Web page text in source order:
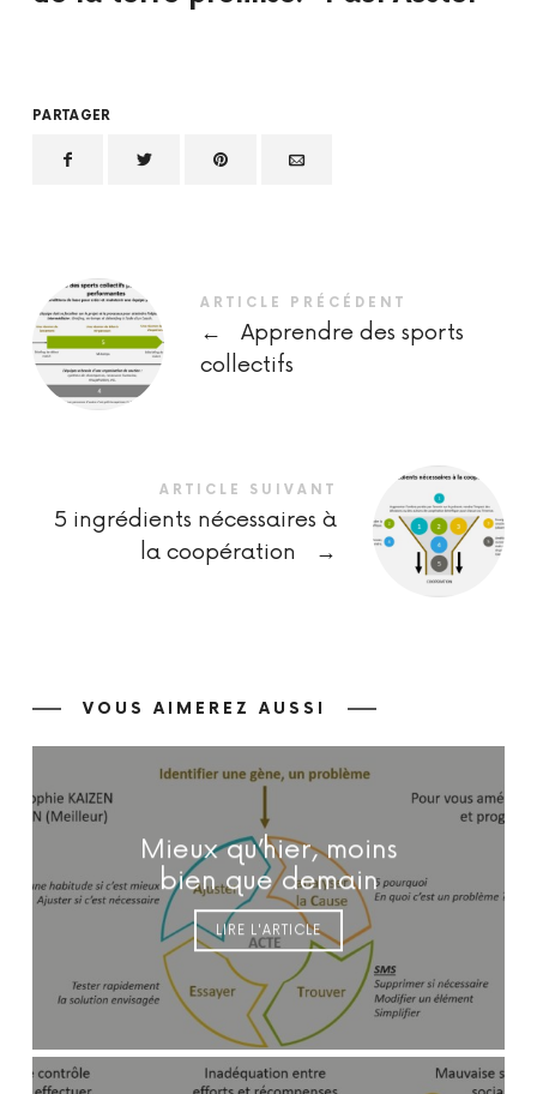
PARTAGER
ARTICLE PRÉCÉDENT
←
Apprendre des sports
collectifs
ARTICLE SUIVANT
5 ingrédients nécessaires à
la coopération
→
VOUS AIMEREZ AUSSI
Mieux qu’hier, moins
bien que demain
LIRE L'ARTICLE